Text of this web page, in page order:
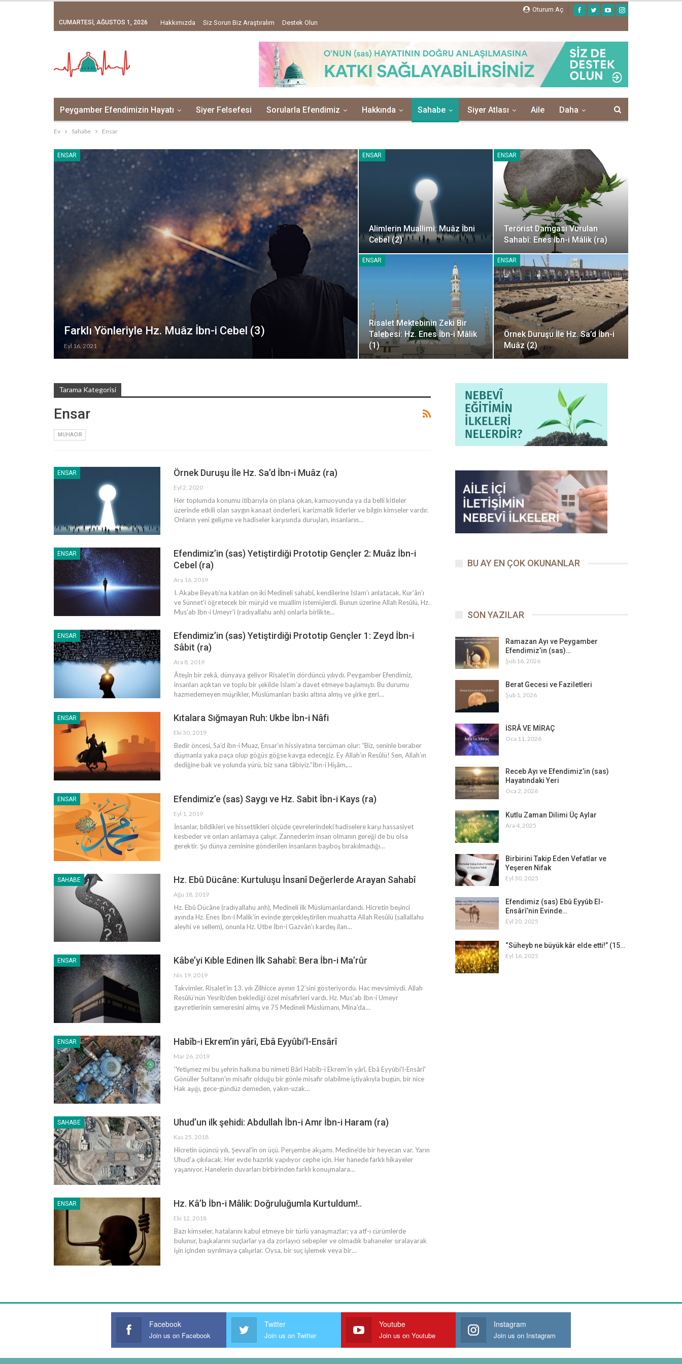
Oturum Aç
CUMARTESI, AĞUSTOS 1, 2026 Hakkımızda Siz Sorun Biz Araştıralım Destek Olun
Peygamber Efendimizin Hayatı Siyer Felsefesi Sorularla Efendimiz Hakkında Sahabe Siyer Atlası Aile Daha
Ev Sahabe Ensar
ENSAR
Farklı Yönleriyle Hz. Muâz İbn-i Cebel (3)
Eyl 16, 2021
ENSAR
Alimlerin Muallimi: Muâz İbni
Cebel (2)
ENSAR
Terörist Damgası Vurulan
Sahabî: Enes İbn-i Mâlik (ra)
ENSAR
Risalet Mektebinin Zeki Bir
Talebesi: Hz. Enes İbn-i Mâlik
(1)
ENSAR
Örnek Duruşu İle Hz. Sa’d İbn-i
Muâz (2)
Tarama Kategorisi
Ensar
MUHACIR
ENSAR Örnek Duruşu İle Hz. Sa’d İbn-i Muâz (ra)
Eyl 2, 2020
Her toplumda konumu itibarıyla ön plana çıkan, kamuoyunda ya da belli kitleler
üzerinde etkili olan saygın kanaat önderleri, karizmatik liderler ve bilgin kimseler vardır.
Onların yeni gelişme ve hadiseler karşısında duruşları, insanların…
ENSAR
Efendimiz’in (sas) Yetiştirdiği Prototip Gençler 2: Muâz İbn-i
Cebel (ra)
Ara 16, 2019
I. Akabe Beyatı’na katılan on iki Medineli sahabî, kendilerine İslam’ı anlatacak, Kur’ân’ı
ve Sünnet’i öğretecek bir mürşid ve muallim istemişlerdi. Bunun üzerine Allah Resûlü, Hz.
Mus’ab İbn-i Umeyr’i (radıyallahu anh) onlarla birlikte…
ENSAR
Efendimiz’in (sas) Yetiştirdiği Prototip Gençler 1: Zeyd İbn-i
Sâbit (ra)
Ara 8, 2019
Âteşîn bir zekâ, dünyaya geliyor Risalet’in dördüncü yılıydı. Peygamber Efendimiz,
insanları açıktan ve toplu bir şekilde İslam’a davet etmeye başlamıştı. Bu durumu
hazmedemeyen müşrikler, Müslümanları baskı altına almış ve şirke geri…
ENSAR Kıtalara Sığmayan Ruh: Ukbe İbn-i Nâfi
Eki 30, 2019
Bedir öncesi, Sa’d ibn-i Muaz, Ensar’ın hissiyatına tercüman olur: “Biz, seninle beraber
düşmanla yaka paça olup göğüs göğse kavga edeceğiz. Ey Allah’ın Resûlü! Sen, Allah’ın
dediğine bak ve yolunda yürü, biz sana tâbiyiz.”İbn-i Hişâm,…
ENSAR Efendimiz’e (sas) Saygı ve Hz. Sabit İbn-i Kays (ra)
Eyl 1, 2019
İnsanlar, bildikleri ve hissettikleri ölçüde çevrelerindeki hadiselere karşı hassasiyet
kesbeder ve onları anlamaya çalışır. Zannederim insan olmanın gereği de bu olsa
gerektir. Şu dünya zeminine gönderilen insanların başıboş bırakılmadığı…
SAHABE Hz. Ebû Dücâne: Kurtuluşu İnsanî Değerlerde Arayan Sahabî
Ağu 18, 2019
Hz. Ebû Dücâne (radıyallahu anh), Medineli ilk Müslümanlardandı. Hicretin beşinci
ayında Hz. Enes İbn-i Malik’in evinde gerçekleştirilen muahatta Allah Resûlü (sallallahu
aleyhi ve sellem), onunla Hz. Utbe İbn-i Gazvân’ı kardeş ilan…
ENSAR Kâbe’yi Kıble Edinen İlk Sahabî: Bera İbn-i Ma’rûr
Nis 19, 2019
Takvimler, Risalet’in 13. yılı Zilhicce ayının 12’sini gösteriyordu. Hac mevsimiydi. Allah
Resûlü’nün Yesrib'den beklediği özel misafirleri vardı. Hz. Mus'ab İbn-i Umeyr
gayretlerinin semeresini almış ve 75 Medineli Müslümanı, Mina’da…
ENSAR Habîb-i Ekrem’in yârî, Ebâ Eyyûbi’l-Ensârî
Mar 26, 2019
'Yetişmez mi bu şehrin halkına bu nimeti Bârî Habîb-i Ekrem'in yârî, Ebâ Eyyûbi'l-Ensârî'
Gönüller Sultanın'ın misafir olduğu bir gönle misafir olabilme iştiyakıyla bugün, bir nice
Hak aşığı, gece-gündüz demeden, yakın-uzak…
SAHABE Uhud’un ilk şehidi: Abdullah İbn-i Amr İbn-i Haram (ra)
Kas 25, 2018
Hicretin üçüncü yılı, Şevval'in on üçü. Perşembe akşamı. Medine'de bir heyecan var. Yarın
Uhud'a çıkılacak. Her evde hazırlık yapılıyor cephe için. Her hanede farklı hikayeler
yaşanıyor. Hanelerin duvarları birbirinden farklı konuşmalara…
ENSAR Hz. Kâ’b İbn-i Mâlik: Doğruluğumla Kurtuldum!..
Eki 12, 2018
Bazı kimseler, hatalarını kabul etmeye bir türlü yanaşmazlar; ya atf-ı cürümlerde
bulunur, başkalarını suçlarlar ya da zorlayıcı sebepler ve olmadık bahaneler sıralayarak
işin içinden sıyrılmaya çalışırlar. Oysa, bir suç işlemek veya bir…
BU AY EN ÇOK OKUNANLAR
SON YAZILAR
Ramazan Ayı ve Peygamber
Efendimiz’in (sas)…
Şub 16, 2026
Berat Gecesi ve Faziletleri
Şub 1, 2026
İSRÂ VE MİRAÇ
Oca 11, 2026
Receb Ayı ve Efendimiz’in (sas)
Hayatındaki Yeri
Oca 2, 2026
Kutlu Zaman Dilimi Üç Aylar
Ara 4, 2025
Birbirini Takip Eden Vefatlar ve
Yeşeren Nifak
Eyl 30, 2025
Efendimiz (sas) Ebû Eyyûb El-
Ensârî’nin Evinde…
Eyl 20, 2025
“Süheyb ne büyük kâr elde etti!” (15…
Eyl 16, 2025
Facebook
Join us on Facebook
Twitter
Join us on Twitter
Youtube
Join us on Youtube
Instagram
Join us on Instagram